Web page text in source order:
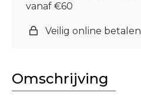
vanaf €60
Veilig online betalen
Omschrijving